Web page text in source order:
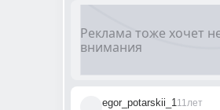
egor_potarskii_111лет